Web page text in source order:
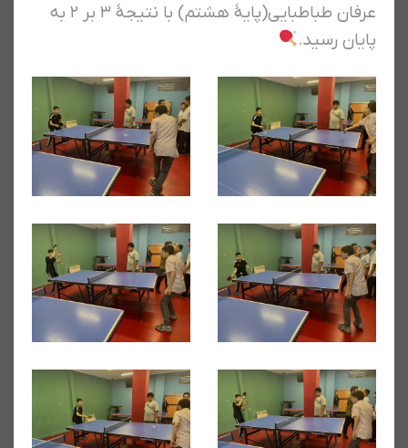
عرفان طباطبایی(پایۀ هشتم) با نتیجۀ ۳ بر ۲ به
پایان رسید.